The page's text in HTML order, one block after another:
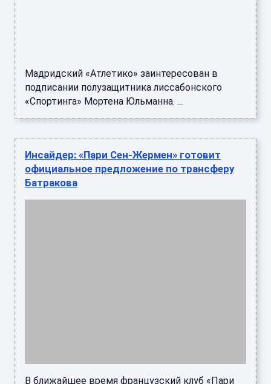
Мадридский «Атлетико» заинтересован в
подписании полузащитника лиссабонского
«Спортинга» Мортена Юльманна. ...
Инсайдер: «Пари Сен-Жермен» готовит
официальное предложение по трансферу
Батракова
В ближайшее время французский клуб «Пари